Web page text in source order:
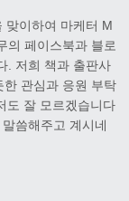
이하여 마케터 M
의 페이스북과 블로
. 저희 책과 출판사
한 관심과 응원 부탁
도 잘 모르겠습니다
씀해주고 계시네